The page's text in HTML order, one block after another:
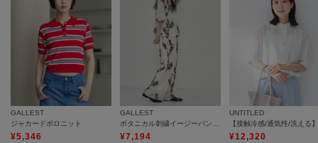
GALLEST
ジャカードポロニット
¥5,346
GALLEST
ボタニカル刺繍イージーパンツ【セットアップ可能】
¥7,194
UNTITLED
¥12,320